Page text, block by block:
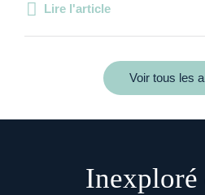
Lire l'article
Voir tous les